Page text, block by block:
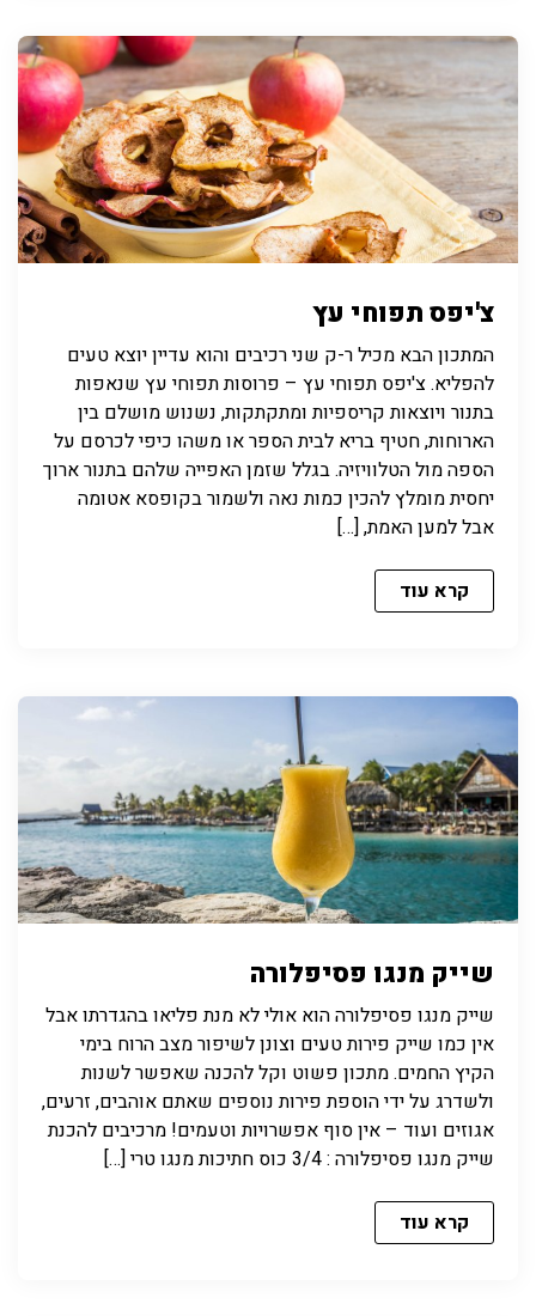
צ'יפס תפוחי עץ
המתכון הבא מכיל ר-ק שני רכיבים והוא עדיין יוצא טעים
להפליא. צ'יפס תפוחי עץ – פרוסות תפוחי עץ שנאפות
בתנור ויוצאות קריספיות ומתקתקות, נשנוש מושלם בין
הארוחות, חטיף בריא לבית הספר או משהו כיפי לכרסם על
הספה מול הטלוויזיה. בגלל שזמן האפייה שלהם בתנור ארוך
יחסית מומלץ להכין כמות נאה ולשמור בקופסא אטומה
אבל למען האמת, […]
קרא עוד
שייק מנגו פסיפלורה
שייק מנגו פסיפלורה הוא אולי לא מנת פליאו בהגדרתו אבל
אין כמו שייק פירות טעים וצונן לשיפור מצב הרוח בימי
הקיץ החמים. מתכון פשוט וקל להכנה שאפשר לשנות
ולשדרג על ידי הוספת פירות נוספים שאתם אוהבים, זרעים,
אגוזים ועוד – אין סוף אפשרויות וטעמים! מרכיבים להכנת
שייק מנגו פסיפלורה : 3/4 כוס חתיכות מנגו טרי […]
קרא עוד